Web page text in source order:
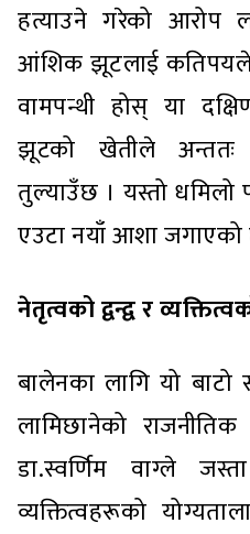
हत्याउने गरेको आरोप
आंशिक झूटलाई कतिपयले
वामपन्थी होस् या
झूटको खेतीले अन्ततः
तुल्याउँछ । यस्तो
एउटा नयाँ आशा जगाएको
नेतृत्वको द्वन्द्व र
बालेनका लागि यो
लामिछानेको राजनीतिक
डा.स्वर्णिम वाग्ले
व्यक्तित्वहरूको